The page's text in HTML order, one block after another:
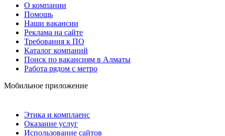
О компании
Помощь
Наши вакансии
Реклама на сайте
Требования к ПО
Каталог компаний
Поиск по вакансиям в Алматы
Работа рядом с метро
Мобильное приложение
Этика и комплаенс
Оказание услуг
Использование сайтов